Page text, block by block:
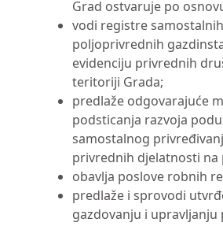
Grad ostvaruje po
vodi registre
poljoprivrednih
evidenciju privrednih
teritoriji Grada;
predlaže odgovarajuće
podsticanja razvoja
samostalnog
privrednih djelatnosti na
obavlja poslove robnih
predlaže i sprovodi
gazdovanju i upravljanju